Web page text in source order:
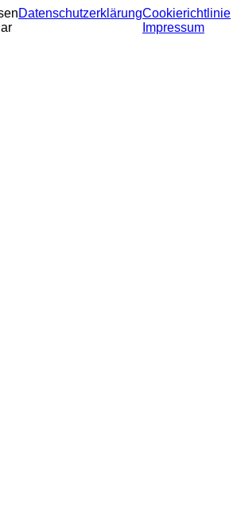
DatenschutzerklärungCookierichtlinie
Impressum